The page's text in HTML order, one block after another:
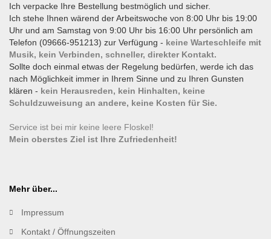
Ich verpacke Ihre Bestellung bestmöglich und sicher.
Ich stehe Ihnen wärend der Arbeitswoche von 8:00 Uhr bis 19:00
Uhr und am Samstag von 9:00 Uhr bis 16:00 Uhr persönlich am
Telefon (09666-951213) zur Verfügung - keine Warteschleife mit
Musik, kein Verbinden, schneller, direkter Kontakt.
Sollte doch einmal etwas der Regelung bedürfen, werde ich das
nach Möglichkeit immer in Ihrem Sinne und zu Ihren Gunsten
klären - kein Herausreden, kein Hinhalten, keine
Schuldzuweisung an andere, keine Kosten für Sie.
Service ist bei mir keine leere Floskel!
Mein oberstes Ziel ist Ihre Zufriedenheit!
Mehr über...
Impressum
Kontakt / Öffnungszeiten